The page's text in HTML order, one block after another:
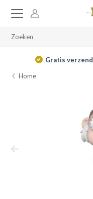
Gratis
Home